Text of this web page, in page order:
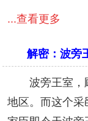
...查看更多
解密：波旁
波旁王室，顾
地区。而这个采